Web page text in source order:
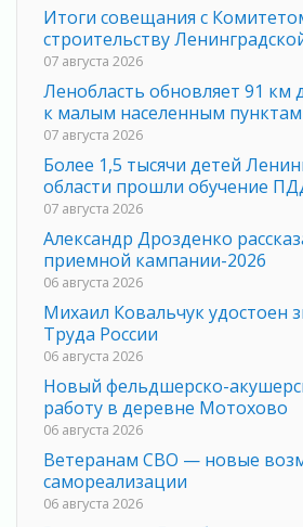
Итоги совещания с
строительству
07 августа 2026
Ленобласть обновляет 91 км
к малым населенным пунктам
07 августа 2026
Более 1,5 тысячи детей
области прошли обучение
07 августа 2026
Александр Дрозденко
приемной кампании-2026
06 августа 2026
Михаил Ковальчук удостоен
Труда России
06 августа 2026
Новый фельдшерско-
работу в деревне Мотохово
06 августа 2026
Ветеранам СВО — новые
самореализации
06 августа 2026